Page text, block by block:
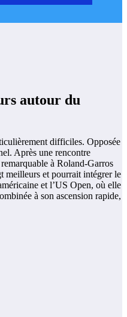
autour du
difficiles. Opposée
Après une rencontre
à Roland-Garros
meilleurs et pourrait intégrer le
et l’US Open, où elle
à son ascension rapide,